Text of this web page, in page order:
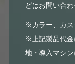
どはお問い合
※カラー、カス
※上記製品代金
地・導入マシン